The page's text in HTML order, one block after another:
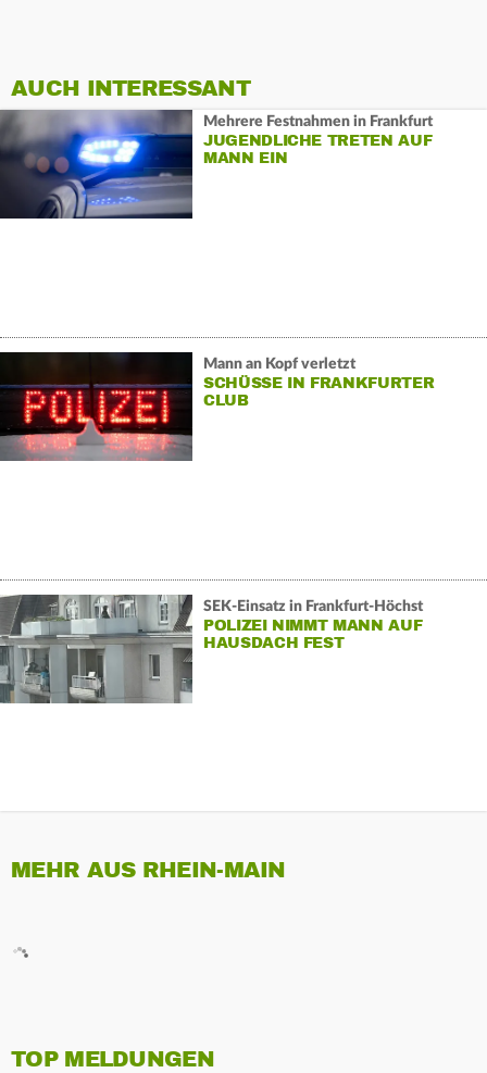
AUCH INTERESSANT
Mehrere Festnahmen in Frankfurt
JUGENDLICHE TRETEN AUF
MANN EIN
Mann an Kopf verletzt
SCHÜSSE IN FRANKFURTER
CLUB
SEK-Einsatz in Frankfurt-Höchst
POLIZEI NIMMT MANN AUF
HAUSDACH FEST
MEHR AUS RHEIN-MAIN
TOP MELDUNGEN